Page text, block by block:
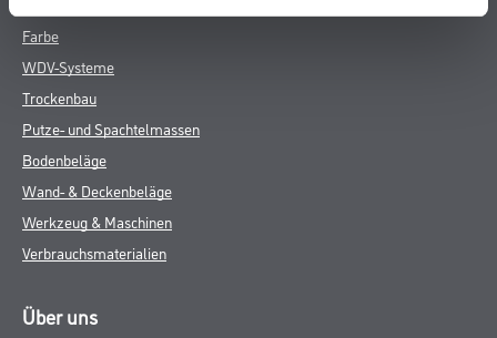
Farbe
WDV-Systeme
Trockenbau
Putze- und Spachtelmassen
Bodenbeläge
Wand- & Deckenbeläge
Werkzeug & Maschinen
Verbrauchsmaterialien
Über uns